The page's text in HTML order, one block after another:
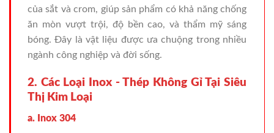
của sắt và crom, giúp sản phẩm có khả năng chống
ăn mòn vượt trội, độ bền cao, và thẩm mỹ sáng
bóng. Đây là vật liệu được ưa chuộng trong nhiều
ngành công nghiệp và đời sống.
2. Các Loại Inox - Thép Không Gỉ Tại Siêu
Thị Kim Loại
a. Inox 304